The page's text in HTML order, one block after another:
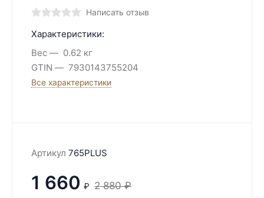
Написать отзыв
Характеристики:
Вес
0.62 кг
GTIN
7930143755204
Все характеристики
Артикул 765PLUS
1 660 ₽ 2 880 ₽